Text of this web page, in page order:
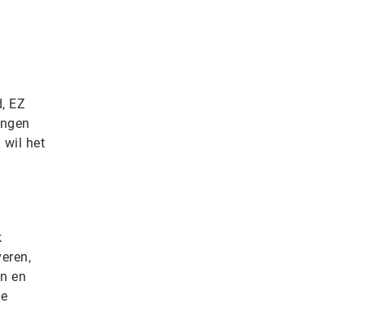
EZ
wil het
en